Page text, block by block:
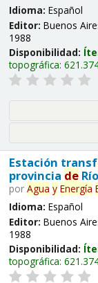
Idioma: Español
Editor: Buenos
1988
Disponibilidad:
topográfica:
Estación
provincia de
por Agua y Energía
Idioma: Español
Editor: Buenos
1988
Disponibilidad:
topográfica: